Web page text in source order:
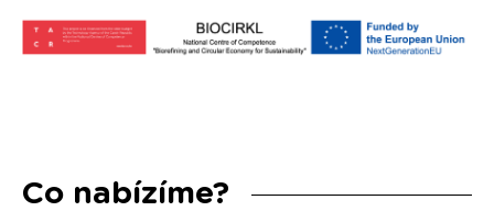
Co nabízíme?